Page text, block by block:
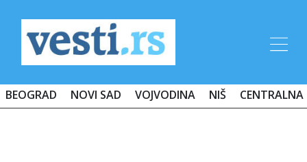
BEOGRAD NOVI SAD VOJVODINA NIŠ CENTRALNA